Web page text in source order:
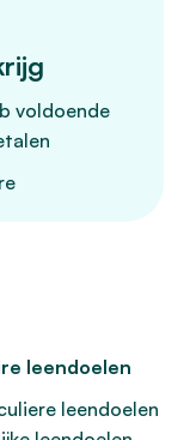
voldoende
leendoelen
leendoelen